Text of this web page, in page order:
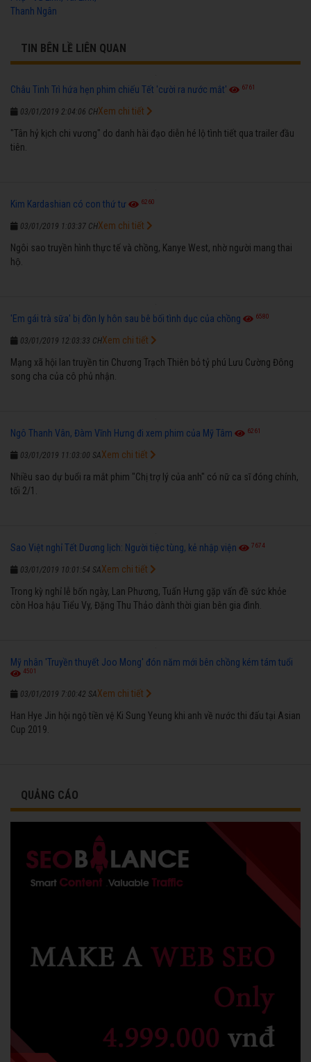
Thanh Ngân
TIN BÊN LỀ LIÊN QUAN
Châu Tinh Trì hứa hẹn phim chiếu Tết 'cười ra nước mắt' 6761
03/01/2019 2:04:06 CH
"Tân hỷ kịch chi vương" do danh hài đạo diễn hé lộ tình tiết qua trailer đầu
tiên.
Xem chi tiết
Kim Kardashian có con thứ tư 6260
03/01/2019 1:03:37 CH
Ngôi sao truyền hình thực tế và chồng, Kanye West, nhờ người mang thai
hộ.
Xem chi tiết
'Em gái trà sữa' bị đồn ly hôn sau bê bối tình dục của chồng 6580
03/01/2019 12:03:33 CH
Mạng xã hội lan truyền tin Chương Trạch Thiên bỏ tỷ phú Lưu Cường Đông
song cha của cô phủ nhận.
Xem chi tiết
Ngô Thanh Vân, Đàm Vĩnh Hưng đi xem phim của Mỹ Tâm 6261
03/01/2019 11:03:00 SA
Nhiều sao dự buổi ra mắt phim "Chị trợ lý của anh" có nữ ca sĩ đóng chính,
tối 2/1.
Xem chi tiết
Sao Việt nghỉ Tết Dương lịch: Người tiệc tùng, kẻ nhập viện 7674
03/01/2019 10:01:54 SA
Trong kỳ nghỉ lễ bốn ngày, Lan Phương, Tuấn Hưng gặp vấn đề sức khỏe
còn Hoa hậu Tiểu Vy, Đặng Thu Thảo dành thời gian bên gia đình.
Xem chi tiết
Mỹ nhân 'Truyền thuyết Joo Mong' đón năm mới bên chồng kém tám tuổi
4501
03/01/2019 7:00:42 SA
Han Hye Jin hội ngộ tiền vệ Ki Sung Yeung khi anh về nước thi đấu tại Asian
Cup 2019.
Xem chi tiết
QUẢNG CÁO